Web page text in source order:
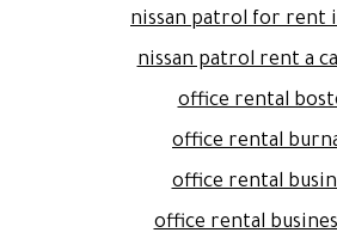
nissan patrol for rent
nissan patrol rent a
office rental
office rental
office rental
office rental